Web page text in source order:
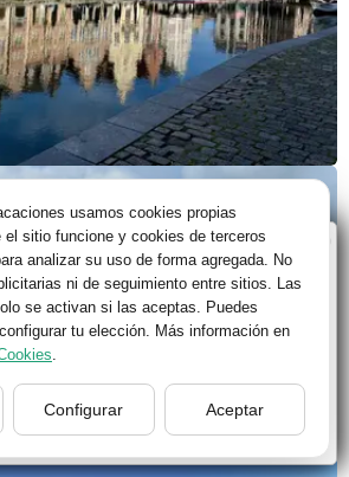
Vacaciones, está usted
el sitio internacional de:
Europamundo Vacations, your in the
international site of:
cambiar/change
usamos cookies propias
el sitio funcione y cookies de terceros
analizar su uso de forma agregada. No
ni de seguimiento entre sitios. Las
se activan si las aceptas. Puedes
tu elección. Más información en
.
Configurar Aceptar